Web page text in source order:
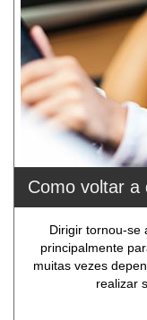
Como voltar a
Dirigir tornou-se
principalmente
muitas vezes
realizar